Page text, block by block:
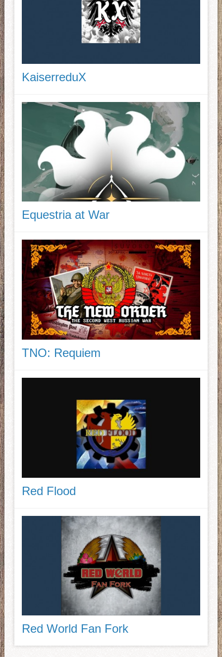
KaiserreduX
Equestria at War
TNO: Requiem
Red Flood
Red World Fan Fork